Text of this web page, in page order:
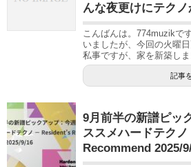
んな夜更けにテクノ
こんばんは。774muzikで
いましたが、今回の火曜
私事ですが、家を新築しま
記事
9月前半の新譜ピッ
ススメハードテク
Recommend 2025/